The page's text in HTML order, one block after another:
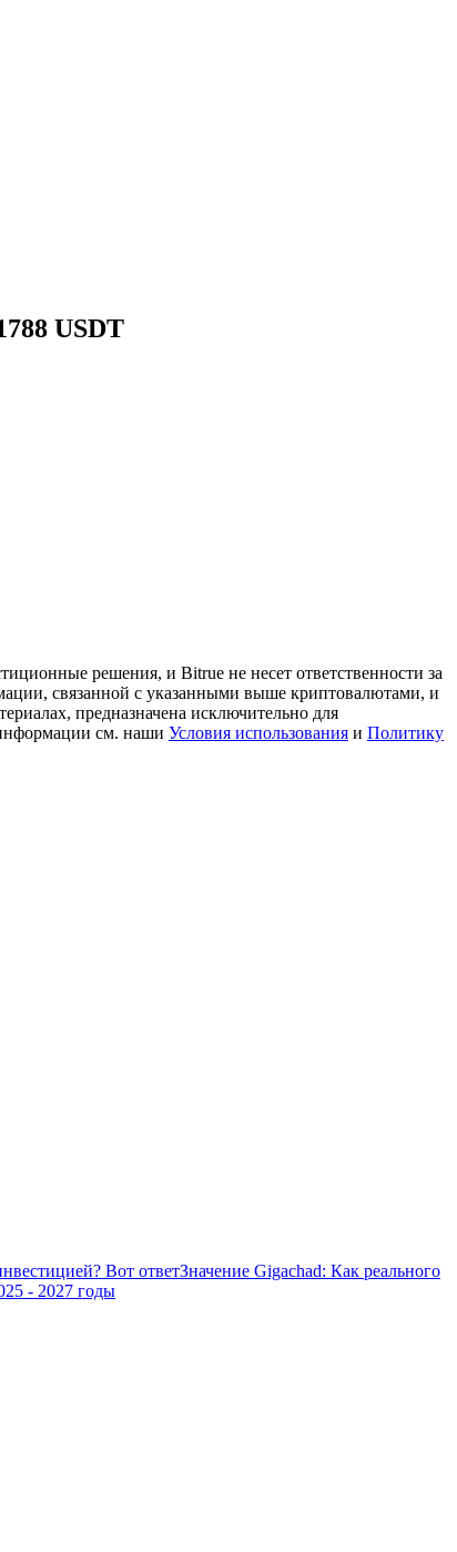
USDT
решения, и Bitrue не несет ответственности за
связанной с указанными выше криптовалютами, и
предназначена исключительно для
см. наши Условия использования и Политику
Вот ответЗначение Gigachad: Как реального
- 2027 годы